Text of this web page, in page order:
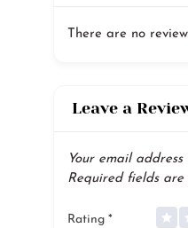
There are no
Leave a
Your email
Required fields are
Rating *